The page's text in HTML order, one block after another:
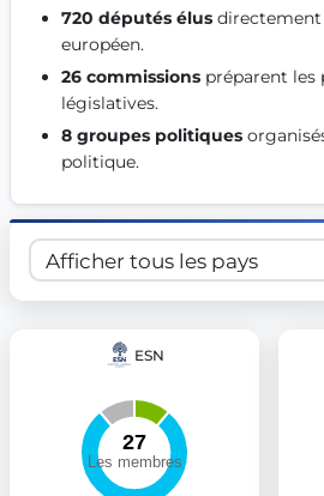
Get Involved
Become a member:Join us to
Volunteer:
Contribute your skills
Support democracy:
720 députés élus
européen.
26 commissions préparent les
législatives.
8 groupes politiques
politique.
ESN